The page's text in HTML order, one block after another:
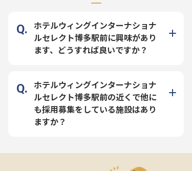
ホテルウィングインターナショナ
ルセレクト博多駅前に興味があり
ます、どうすれば良いですか？
ホテルウィングインターナショナ
ルセレクト博多駅前の近くで他に
も採用募集をしている施設はあり
ますか？